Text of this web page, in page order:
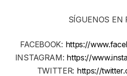
SÍGUENOS EN
FACEBOOK: https://
INSTAGRAM: https://
TWITTER: https://